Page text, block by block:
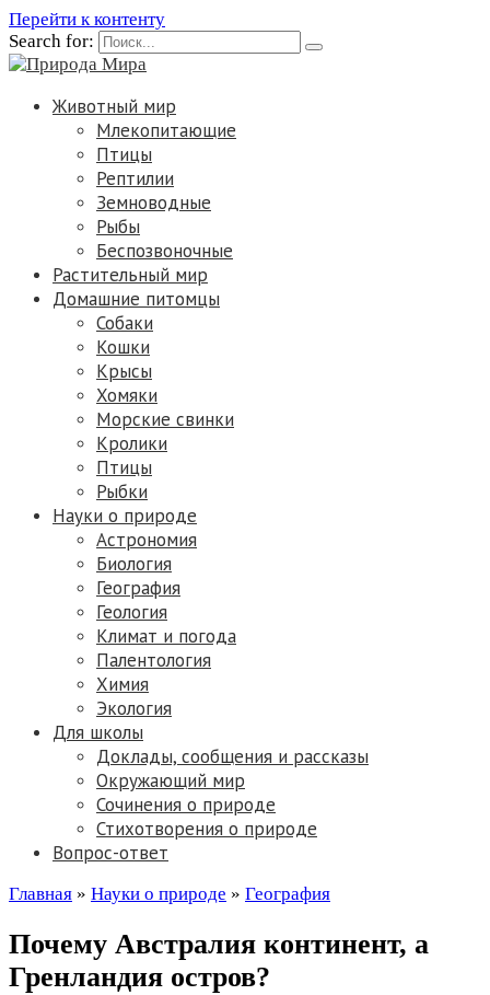
Перейти к контенту
Search for:
Животный мир
Млекопитающие
Птицы
Рептилии
Земноводные
Рыбы
Беспозвоночные
Растительный мир
Домашние питомцы
Собаки
Кошки
Крысы
Хомяки
Морские свинки
Кролики
Птицы
Рыбки
Науки о природе
Астрономия
Биология
География
Геология
Климат и погода
Палентология
Химия
Экология
Для школы
Доклады, сообщения и рассказы
Окружающий мир
Сочинения о природе
Стихотворения о природе
Вопрос-ответ
Главная » Науки о природе » География
Почему Австралия континент, а
Гренландия остров?